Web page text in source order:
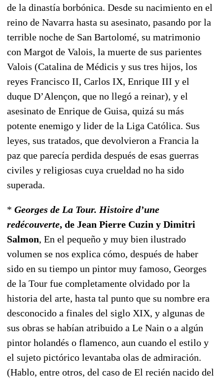
de la dinastía borbónica. Desde su nacimiento en el
reino de Navarra hasta su asesinato, pasando por la
terrible noche de San Bartolomé, su matrimonio
con Margot de Valois, la muerte de sus parientes
Valois (Catalina de Médicis y sus tres hijos, los
reyes Francisco II, Carlos IX, Enrique III y el
duque D’Alençon, que no llegó a reinar), y el
asesinato de Enrique de Guisa, quizá su más
potente enemigo y lider de la Liga Católica. Sus
leyes, sus tratados, que devolvieron a Francia la
paz que parecía perdida después de esas guerras
civiles y religiosas cuya crueldad no ha sido
superada.
* Georges de La Tour. Histoire d’une
redécouverte, de Jean Pierre Cuzin y Dimitri
Salmon, En el pequeño y muy bien ilustrado
volumen se nos explica cómo, después de haber
sido en su tiempo un pintor muy famoso, Georges
de la Tour fue completamente olvidado por la
historia del arte, hasta tal punto que su nombre era
desconocido a finales del siglo XIX, y algunas de
sus obras se habían atribuido a Le Nain o a algún
pintor holandés o flamenco, aun cuando el estilo y
el sujeto pictórico levantaba olas de admiración.
(Hablo, entre otros, del caso de El recién nacido del